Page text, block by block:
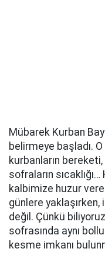
Mübarek Kurban
belirmeye başladı.
kurbanların
sofraların
kalbimize huzur
günlere
değil. Çünkü
sofrasında aynı
kesme imkanı